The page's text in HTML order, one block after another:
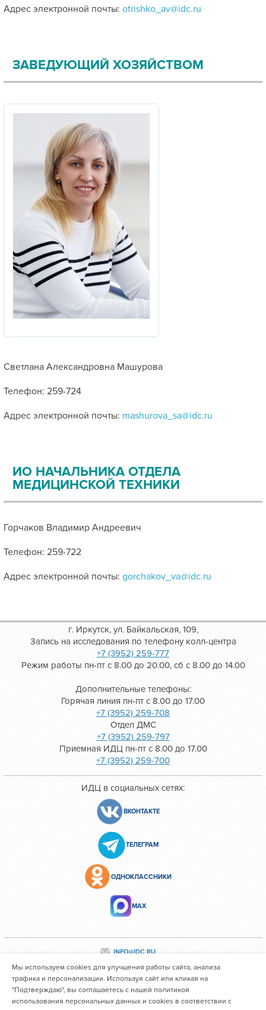
Адрес электронной почты: otrishko_av@idc.ru
ЗАВЕДУЮЩИЙ ХОЗЯЙСТВОМ
Светлана Александровна Машурова
Телефон: 259-724
Адрес электронной почты: mashurova_sa@idc.ru
ИО НАЧАЛЬНИКА ОТДЕЛА
МЕДИЦИНСКОЙ ТЕХНИКИ
Горчаков Владимир Андреевич
Телефон: 259-722
Адрес электронной почты: gorchakov_va@idc.ru
г. Иркутск, ул. Байкальская, 109,
Запись на исследования по телефону колл-центра
+7 (3952) 259-777
Режим работы пн-пт с 8.00 до 20.00, сб с 8.00 до 14.00
Дополнительные телефоны:
Горячая линия пн-пт с 8.00 до 17.00
+7 (3952) 259-708
Отдел ДМС
+7 (3952) 259-797
Приемная ИДЦ пн-пт с 8.00 до 17.00
+7 (3952) 259-700
ИДЦ в социальных сетях:
ВКОНТАКТЕ
ТЕЛЕГРАМ
ОДНОКЛАССНИКИ
МАХ
INFO@IDC.RU
Все персональные данные сотрудников размещены с их
согласия
Мы используем cookies для улучшения работы сайта, анализа
трафика и персонализации. Используя сайт или кликая на
"Подтверждаю", вы соглашаетесь с нашей политикой
использования персональных данных и cookies в соответствии с